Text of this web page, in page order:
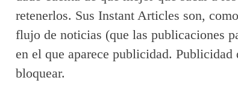
retenerlos. Sus Instant Articles son,
flujo de noticias (que las publicaciones
en el que aparece publicidad. Publicidad
bloquear.